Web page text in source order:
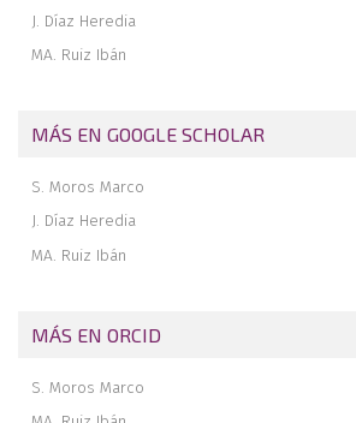
J. Díaz Heredia
MA. Ruiz Ibán
MÁS EN GOOGLE SCHOLAR
S. Moros Marco
J. Díaz Heredia
MA. Ruiz Ibán
MÁS EN ORCID
S. Moros Marco